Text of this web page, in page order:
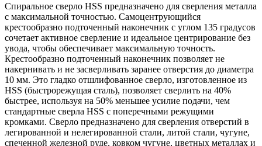
Спиральное сверло HSS предназначено для сверления металла
с максимальной точностью. Самоцентрующийся
крестообразно подточенный наконечник с углом 135 градусов
сочетает активное сверление и идеальное центрирование без
увода, чтобы обеспечивает максимальную точность.
Крестообразно подточенный наконечник позволяет не
накернивать и не засверливать заранее отверстия до диаметра
10 мм. Это гладко отшлифованное сверло, изготовленное из
HSS (быстрорежущая сталь), позволяет сверлить на 40%
быстрее, используя на 50% меньшее усилие подачи, чем
стандартные сверла HSS с поперечными режущими
кромками. Сверло предназначено для сверления отверстий в
легированной и нелегированной стали, литой стали, чугуне,
спеченной железной руде, ковком чугуне, цветных металлах и